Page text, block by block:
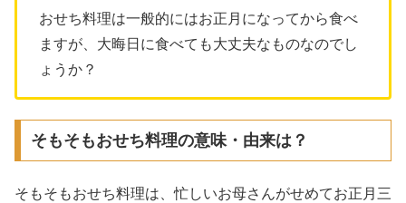
おせち料理は一般的にはお正月になってから食べ
ますが、大晦日に食べても大丈夫なものなのでし
ょうか？
そもそもおせち料理の意味・由来は？
そもそもおせち料理は、忙しいお母さんがせめてお正月三